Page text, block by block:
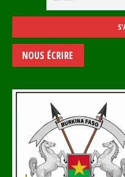
NOUS ÉCRIRE